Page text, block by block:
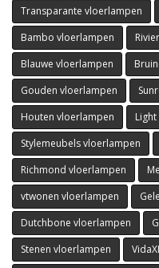
Transparante vloerlampen
Bambo vloerlampen
Blauwe vloerlampen
Gouden vloerlampen
Houten vloerlampen
Stylemeubels vloerlampen
Richmond vloerlampen
vtwonen vloerlampen
Dutchbone vloerlampen
Stenen vloerlampen